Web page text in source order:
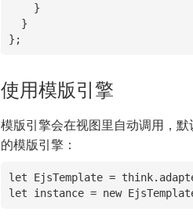
};
使用模版引擎
模版引擎会在视图里自动调用，
的模版引擎：
let EjsTemplate =
let instance = new